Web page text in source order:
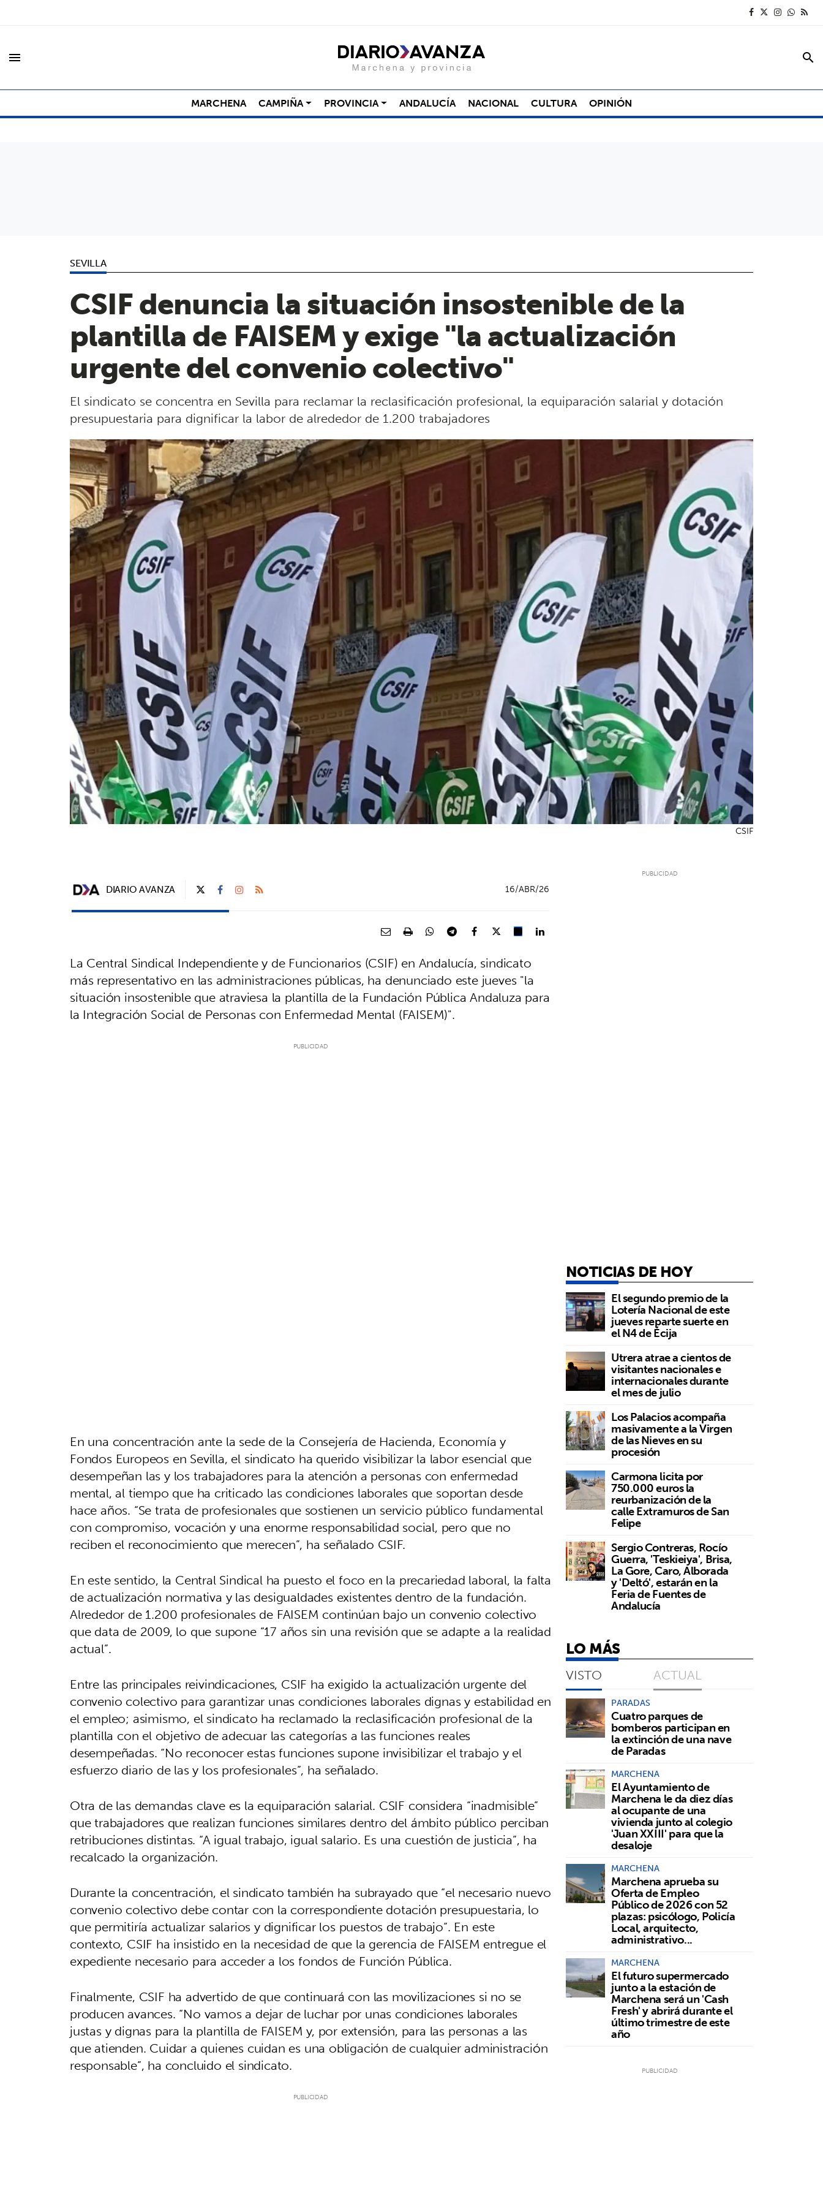
menu search
MARCHENA CAMPIÑA PROVINCIA ANDALUCÍA NACIONAL CULTURA OPINIÓN
SEVILLA
CSIF denuncia la situación insostenible de la
plantilla de FAISEM y exige "la actualización
urgente del convenio colectivo"
El sindicato se concentra en Sevilla para reclamar la reclasificación profesional, la equiparación salarial y dotación
presupuestaria para dignificar la labor de alrededor de 1.200 trabajadores
CSIF
DIARIO AVANZA 16/ABR/26
La Central Sindical Independiente y de Funcionarios (CSIF) en Andalucía, sindicato
más representativo en las administraciones públicas, ha denunciado este jueves "la
situación insostenible que atraviesa la plantilla de la Fundación Pública Andaluza para
la Integración Social de Personas con Enfermedad Mental (FAISEM)".
En una concentración ante la sede de la Consejería de Hacienda, Economía y
Fondos Europeos en Sevilla, el sindicato ha querido visibilizar la labor esencial que
desempeñan las y los trabajadores para la atención a personas con enfermedad
mental, al tiempo que ha criticado las condiciones laborales que soportan desde
hace años. “Se trata de profesionales que sostienen un servicio público fundamental
con compromiso, vocación y una enorme responsabilidad social, pero que no
reciben el reconocimiento que merecen”, ha señalado CSIF.
En este sentido, la Central Sindical ha puesto el foco en la precariedad laboral, la falta
de actualización normativa y las desigualdades existentes dentro de la fundación.
Alrededor de 1.200 profesionales de FAISEM continúan bajo un convenio colectivo
que data de 2009, lo que supone “17 años sin una revisión que se adapte a la realidad
actual”.
Entre las principales reivindicaciones, CSIF ha exigido la actualización urgente del
convenio colectivo para garantizar unas condiciones laborales dignas y estabilidad en
el empleo; asimismo, el sindicato ha reclamado la reclasificación profesional de la
plantilla con el objetivo de adecuar las categorías a las funciones reales
desempeñadas. “No reconocer estas funciones supone invisibilizar el trabajo y el
esfuerzo diario de las y los profesionales”, ha señalado.
Otra de las demandas clave es la equiparación salarial. CSIF considera “inadmisible”
que trabajadores que realizan funciones similares dentro del ámbito público perciban
retribuciones distintas. “A igual trabajo, igual salario. Es una cuestión de justicia”, ha
recalcado la organización.
Durante la concentración, el sindicato también ha subrayado que “el necesario nuevo
convenio colectivo debe contar con la correspondiente dotación presupuestaria, lo
que permitiría actualizar salarios y dignificar los puestos de trabajo”. En este
contexto, CSIF ha insistido en la necesidad de que la gerencia de FAISEM entregue el
expediente necesario para acceder a los fondos de Función Pública.
Finalmente, CSIF ha advertido de que continuará con las movilizaciones si no se
producen avances. “No vamos a dejar de luchar por unas condiciones laborales
justas y dignas para la plantilla de FAISEM y, por extensión, para las personas a las
que atienden. Cuidar a quienes cuidan es una obligación de cualquier administración
responsable”, ha concluido el sindicato.
NOTICIAS DE HOY
El segundo premio de la
Lotería Nacional de este
jueves reparte suerte en
el N4 de Écija
Utrera atrae a cientos de
visitantes nacionales e
internacionales durante
el mes de julio
Los Palacios acompaña
masivamente a la Virgen
de las Nieves en su
procesión
Carmona licita por
750.000 euros la
reurbanización de la
calle Extramuros de San
Felipe
Sergio Contreras, Rocío
Guerra, 'Teskieiya', Brisa,
La Gore, Caro, Alborada
y 'Deltó', estarán en la
Feria de Fuentes de
Andalucía
LO MÁS
VISTO ACTUAL
PARADAS
Cuatro parques de
bomberos participan en
la extinción de una nave
de Paradas
MARCHENA
El Ayuntamiento de
Marchena le da diez días
al ocupante de una
vivienda junto al colegio
'Juan XXIII' para que la
desaloje
MARCHENA
Marchena aprueba su
Oferta de Empleo
Público de 2026 con 52
plazas: psicólogo, Policía
Local, arquitecto,
administrativo...
MARCHENA
El futuro supermercado
junto a la estación de
Marchena será un 'Cash
Fresh' y abrirá durante el
último trimestre de este
año